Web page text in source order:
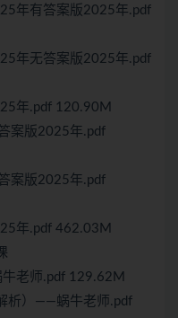
年有答案版2025年.pdf
年无答案版2025年.pdf
年.pdf 120.90M
案版2025年.pdf
案版2025年.pdf
年.pdf 462.03M
老师.pdf 129.62M
析）——蜗牛老师.pdf